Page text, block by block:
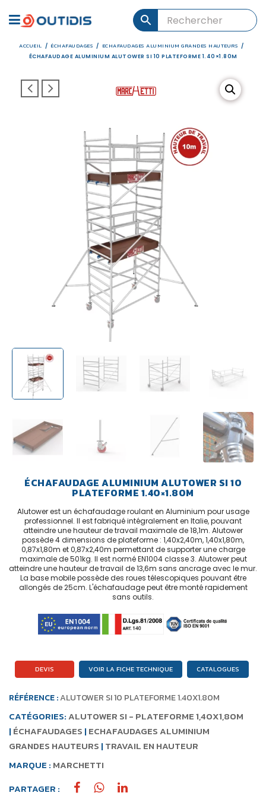
ACCUEIL / ÉCHAFAUDAGES / ECHAFAUDAGES ALUMINIUM GRANDES HAUTEURS /
ÉCHAFAUDAGE ALUMINIUM ALUTOWER SI 10 PLATEFORME 1.40×1.80M
ÉCHAFAUDAGE ALUMINIUM ALUTOWER SI 10
PLATEFORME 1.40×1.80M
Alutower est un échafaudage roulant en Aluminium pour usage
professionnel. Il est fabriqué intégralement en Italie, pouvant
atteindre une hauteur de travail maximale de 18,1m. Alutower
possède 4 dimensions de plateforme : 1,40x2,40m, 1,40x1,80m,
0,87x1,80m et 0,87x2,40m permettant de supporter une charge
maximale de 501kg. Il est normé EN1004 classe 3. Alutower peut
atteindre une hauteur de travail de 13,6m sans ancrage avec le mur.
La base mobile possède des roues télescopiques pouvant être
allongés de 25cm. L'échafaudage peut être monté rapidement
sans outils.
RÉFÉRENCE :ALUTOWER SI 10 PLATEFORME 1.40X1.80M
CATÉGORIES:ALUTOWER SI - PLATEFORME 1,40X1,80M
| ÉCHAFAUDAGES | ECHAFAUDAGES ALUMINIUM
GRANDES HAUTEURS | TRAVAIL EN HAUTEUR
MARQUE : MARCHETTI
PARTAGER :
DEVIS VOIR LA FICHE TECHNIQUE CATALOGUES